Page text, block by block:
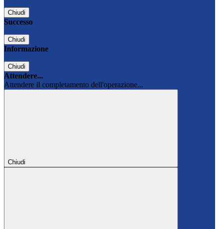
Chiudi
Successo
Chiudi
Informazione
Chiudi
Attendere...
Attendere il completamento dell'operazione...
Chiudi